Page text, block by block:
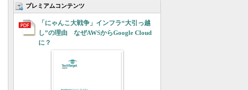
プレミアムコンテンツ
「にゃんこ大戦争」インフラ“大引っ越
し”の理由 なぜAWSからGoogle Cloud
に？